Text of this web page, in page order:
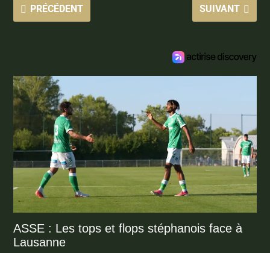
PRÉCÉDENT SUIVANT
ASSE : Les tops et flops stéphanois face à
Lausanne